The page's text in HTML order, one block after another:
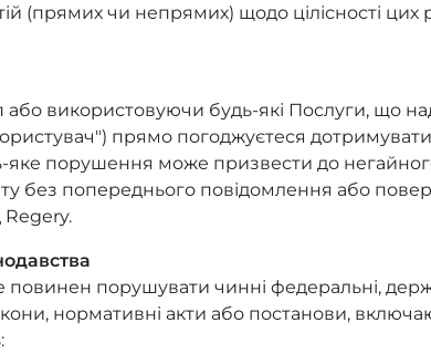
(прямих чи непрямих) щодо цілісності цих
використовуючи будь-які Послуги, що
прямо погоджуєтеся
яке порушення може призвести до
без попереднього повідомлення або
повинен порушувати чинні федеральні,
нормативні акти або постанови,